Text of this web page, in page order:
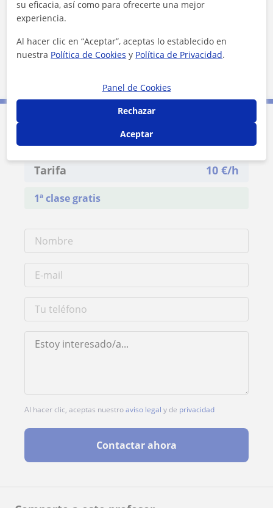
Contacta con Óscar
Tarifa 10 €/h
1ª clase gratis
Al hacer clic, aceptas nuestroaviso legal y de privacidad
Contactar ahora
su eficacia, así como para ofrecerte una mejor
experiencia.
Al hacer clic en “Aceptar”, aceptas lo establecido en
nuestra Política de Cookies y Política de Privacidad.
Panel de Cookies
Rechazar
Aceptar